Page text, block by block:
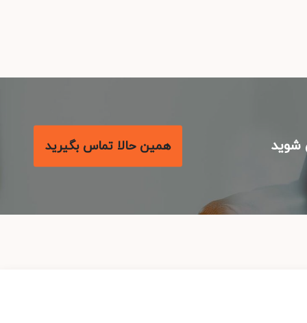
همین حالا تماس بگیرید